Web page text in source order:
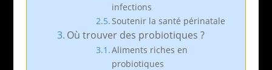
infections
Soutenir la santé périnatale
Où trouver des probiotiques ?
Aliments riches en
probiotiques